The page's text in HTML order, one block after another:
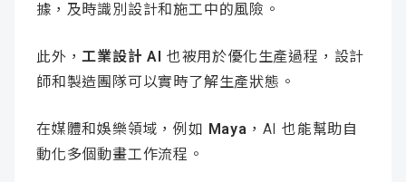
據，及時識別設計和施工中的風險。
此外，工業設計 AI 也被用於優化生產過程，設計
師和製造團隊可以實時了解生產狀態。
在媒體和娛樂領域，例如 Maya ，AI 也能幫助自
動化多個動畫工作流程。